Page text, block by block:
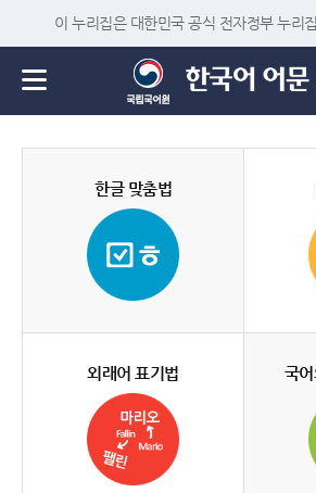
이 누리집은 대한민국 공식 전자정부 누리
한글 맞춤법
외래어 표기법 국